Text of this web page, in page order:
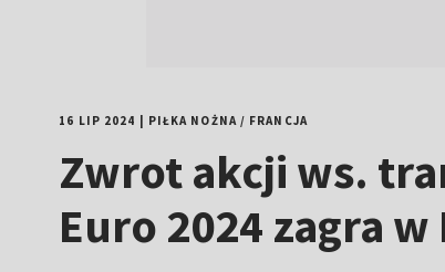
16 LIP 2024 PIŁKA NOŻNA/ FRANCJA
Zwrot akcji ws.
Euro 2024 zagra